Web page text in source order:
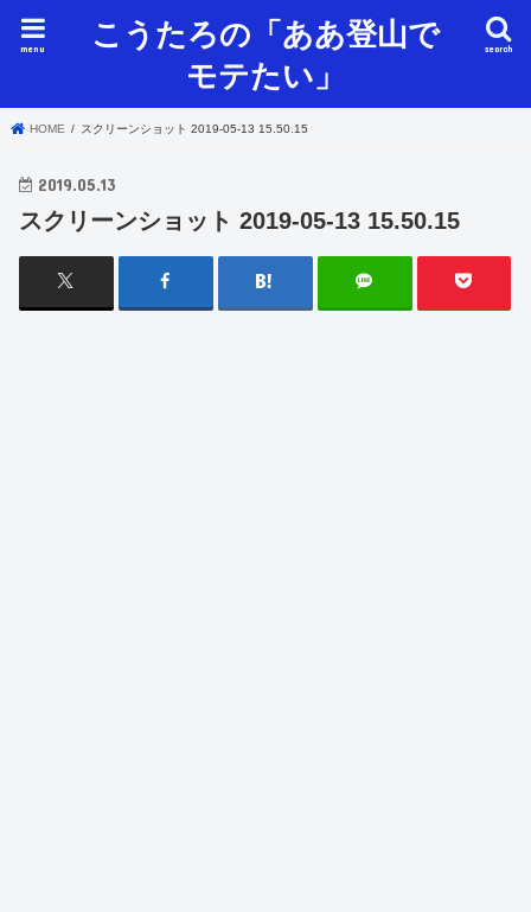
こうたろの「ああ登山で
モテたい」
search
menu
HOME スクリーンショット 2019-05-13 15.50.15
2019.05.13
スクリーンショット 2019-05-13 15.50.15